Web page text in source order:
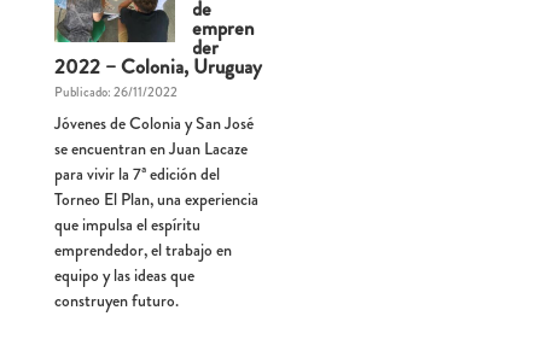
de
empren
der
2022 – Colonia, Uruguay
Publicado: 26/11/2022
Jóvenes de Colonia y San José
se encuentran en Juan Lacaze
para vivir la 7ª edición del
Torneo El Plan, una experiencia
que impulsa el espíritu
emprendedor, el trabajo en
equipo y las ideas que
construyen futuro.